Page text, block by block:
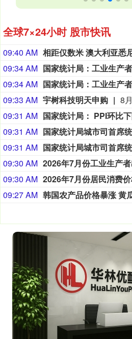
全球7×24小时 股市快讯
09:40 AM 相距仅数米 澳大利亚悉
09:34 AM
09:34 AM
09:33 AM 宇树科技明天申购
09:31 AM 国家统计局： PPI环比
09:31 AM
09:31 AM
09:30 AM 2026年7月份工业生产
09:30 AM 2026年7月份居民消费
09:27 AM 韩国农产品价格暴涨 黄